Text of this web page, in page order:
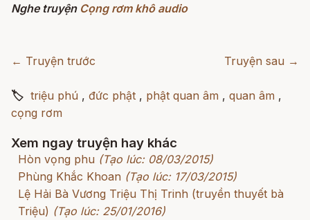
Nghe truyện Cọng rơm khô audio
← Truyện trước Truyện sau →
🏷 triệu phú , đức phật , phật quan âm , quan âm ,
cọng rơm
Xem ngay truyện hay khác
Hòn vọng phu (Tạo lúc: 08/03/2015)
Phùng Khắc Khoan (Tạo lúc: 17/03/2015)
Lệ Hải Bà Vương Triệu Thị Trinh (truyền thuyết bà
Triệu) (Tạo lúc: 25/01/2016)